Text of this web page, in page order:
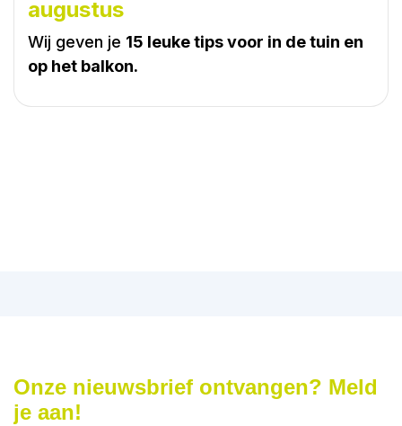
augustus
Wij geven je 15 leuke tips voor in de tuin en
op het balkon.
Onze nieuwsbrief ontvangen? Meld
je aan!